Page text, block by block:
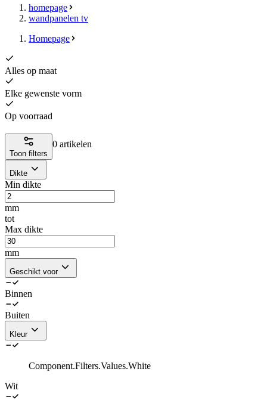
homepage
wandpanelen tv
Homepage
Alles op maat
Elke gewenste vorm
Op voorraad
Toon filters
0 artikelen
Dikte
Min dikte
mm
tot
Max dikte
mm
Geschikt voor
Binnen
Buiten
Kleur
Component.Filters.Values.White
Wit